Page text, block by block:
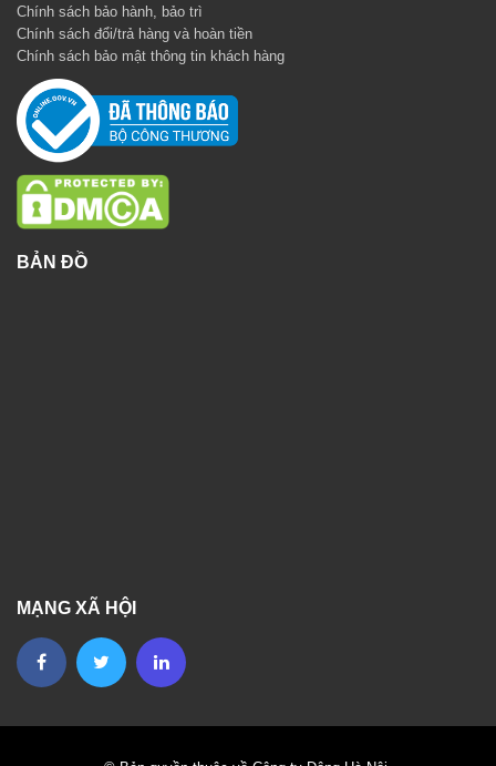
Chính sách bảo hành, bảo trì
Chính sách đổi/trả hàng và hoàn tiền
Chính sách bảo mật thông tin khách hàng
BẢN ĐỒ
MẠNG XÃ HỘI